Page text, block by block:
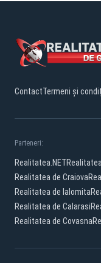
ContactTermeni și
Parteneri:
Realitatea.NET
Realitatea de Craiova
Realitatea de Ialomita
Realitatea de Calarasi
Realitatea de Covasna